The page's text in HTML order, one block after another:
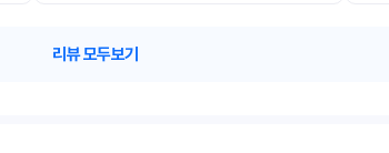
리뷰 모두보기